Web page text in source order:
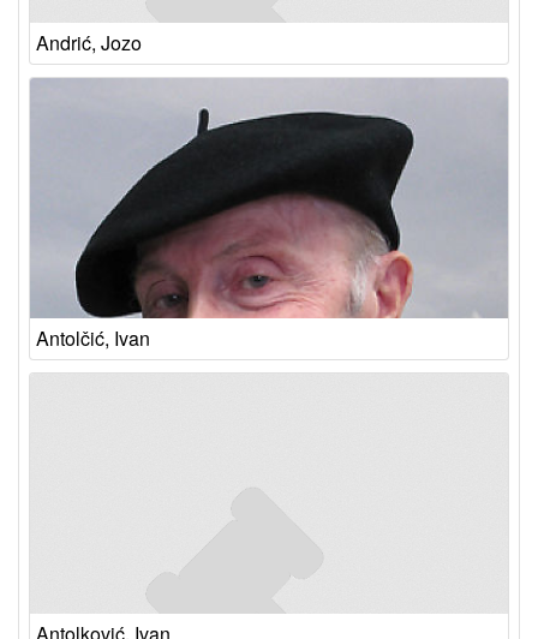
Andrić, Jozo
Antolčić, Ivan